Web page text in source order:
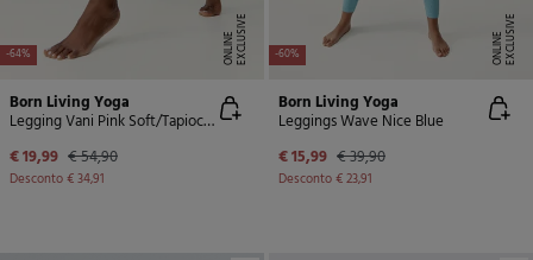
-64% E
X
C
L
U
SI
V
E
O
N
LI
N
E
Born Living Yoga
Legging Vani Pink Soft/Tapioca Soft
€ 19,99 € 54,90
Desconto€ 34,91
-60% E
X
C
L
U
SI
V
E
O
N
LI
N
E
Born Living Yoga
Leggings Wave Nice Blue
€ 15,99 € 39,90
Desconto€ 23,91